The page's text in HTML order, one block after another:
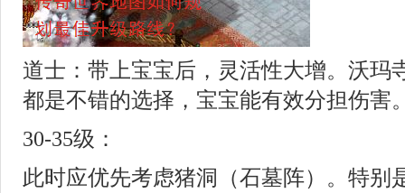
道士：带上宝宝后，灵活性大增。沃玛
都是不错的选择，宝宝能有效分担伤害
30-35级：
此时应优先考虑猪洞（石墓阵）。特别